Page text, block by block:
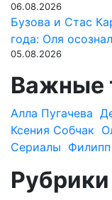
06.08.2026
Бузова и Стас
года: Оля
05.08.2026
Важные
Алла Пугачева
Ксения Собчак
Сериалы
Рубрики